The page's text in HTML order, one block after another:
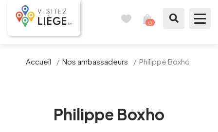
0
Bereid mijn verblijf voor
Accueil / Nos ambassadeurs / Philippe Boxho
Philippe Boxho